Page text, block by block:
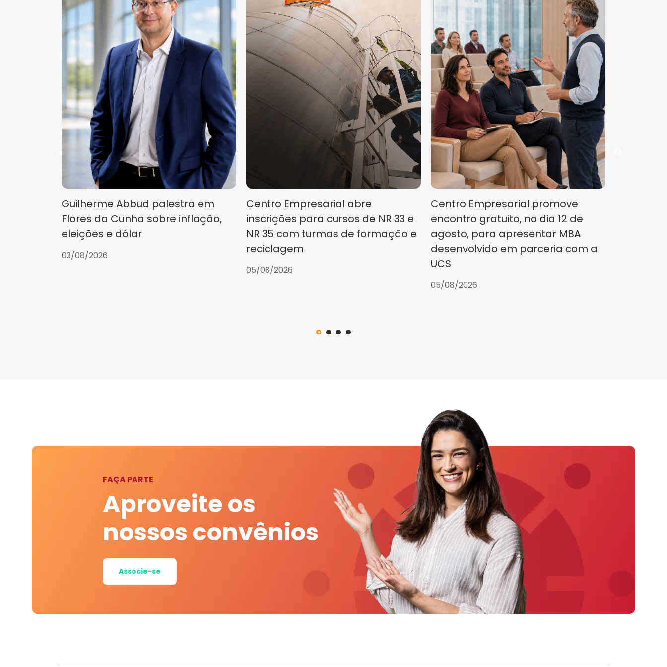
Guilherme Abbud palestra em
Flores da Cunha sobre inflação,
eleições e dólar
03/08/2026
Centro Empresarial abre
inscrições para cursos de NR 33 e
NR 35 com turmas de formação e
reciclagem
05/08/2026
Centro Empresarial promove
encontro gratuito, no dia 12 de
agosto, para apresentar MBA
desenvolvido em parceria com a
UCS
05/08/2026
FAÇA PARTE
Aproveite os
nossos convênios
Associe-se